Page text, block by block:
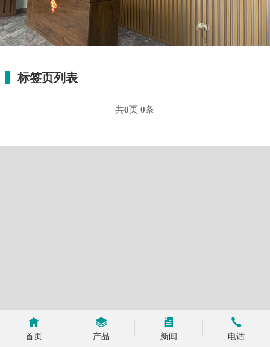
标签页列表
共0页0条
首页 产品 新闻 电话